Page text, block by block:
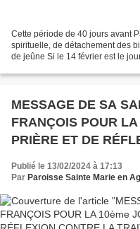
Cette période de 40 jours avant
spirituelle, de détachement des
de jeûne Si le 14 février est le
MESSAGE DE SA
FRANÇOIS POUR
PRIÈRE ET DE
Publié le 13/02/2024 à 17:13
Par Paroisse Sainte Marie en